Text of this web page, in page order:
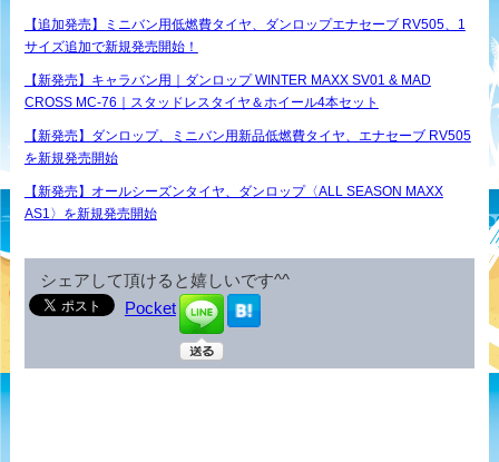
【追加発売】ミニバン用低燃費タイヤ、ダンロップエナセーブ RV505、1
サイズ追加で新規発売開始！
【新発売】キャラバン用｜ダンロップ WINTER MAXX SV01 & MAD
CROSS MC-76｜スタッドレスタイヤ＆ホイール4本セット
【新発売】ダンロップ、ミニバン用新品低燃費タイヤ、エナセーブ RV505
を新規発売開始
【新発売】オールシーズンタイヤ、ダンロップ〈ALL SEASON MAXX
AS1〉を新規発売開始
シェアして頂けると嬉しいです^^
Pocket